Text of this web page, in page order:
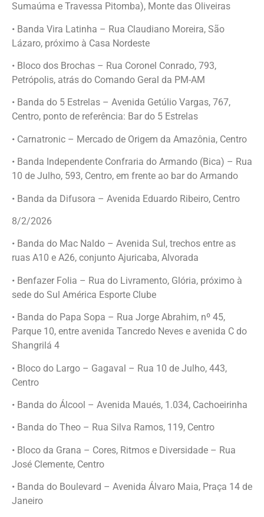
Sumaúma e Travessa Pitomba), Monte das Oliveiras
• Banda Vira Latinha – Rua Claudiano Moreira, São
Lázaro, próximo à Casa Nordeste
• Bloco dos Brochas – Rua Coronel Conrado, 793,
Petrópolis, atrás do Comando Geral da PM-AM
• Banda do 5 Estrelas – Avenida Getúlio Vargas, 767,
Centro, ponto de referência: Bar do 5 Estrelas
• Carnatronic – Mercado de Origem da Amazônia, Centro
• Banda Independente Confraria do Armando (Bica) – Rua
10 de Julho, 593, Centro, em frente ao bar do Armando
• Banda da Difusora – Avenida Eduardo Ribeiro, Centro
8/2/2026
• Banda do Mac Naldo – Avenida Sul, trechos entre as
ruas A10 e A26, conjunto Ajuricaba, Alvorada
• Benfazer Folia – Rua do Livramento, Glória, próximo à
sede do Sul América Esporte Clube
• Banda do Papa Sopa – Rua Jorge Abrahim, nº 45,
Parque 10, entre avenida Tancredo Neves e avenida C do
Shangrilá 4
• Bloco do Largo – Gagaval – Rua 10 de Julho, 443,
Centro
• Banda do Álcool – Avenida Maués, 1.034, Cachoeirinha
• Banda do Theo – Rua Silva Ramos, 119, Centro
• Bloco da Grana – Cores, Ritmos e Diversidade – Rua
José Clemente, Centro
• Banda do Boulevard – Avenida Álvaro Maia, Praça 14 de
Janeiro